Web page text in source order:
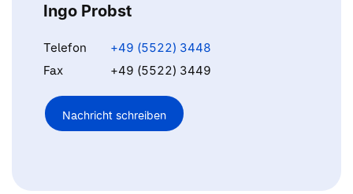
Ingo Probst
Telefon
+49 (5522) 3448
Fax
+49 (5522) 3449
Nachricht schreiben